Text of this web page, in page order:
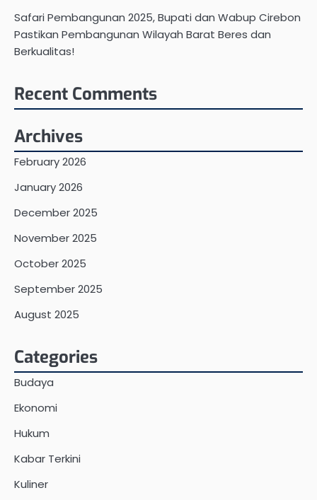
Safari Pembangunan 2025, Bupati dan Wabup Cirebon
Pastikan Pembangunan Wilayah Barat Beres dan
Berkualitas!
Recent Comments
Archives
February 2026
January 2026
December 2025
November 2025
October 2025
September 2025
August 2025
Categories
Budaya
Ekonomi
Hukum
Kabar Terkini
Kuliner